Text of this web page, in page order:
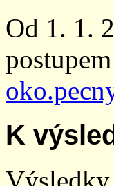
Od 1. 1.
K